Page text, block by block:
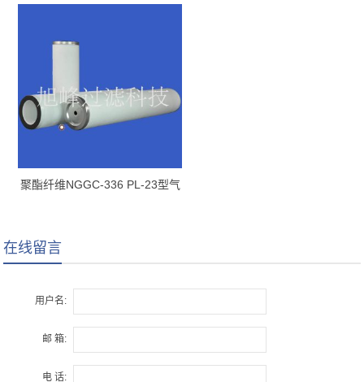
芯
聚酯纤维NGGC-336 PL-23型气
在线留言
用户名:
邮 箱:
电 话: